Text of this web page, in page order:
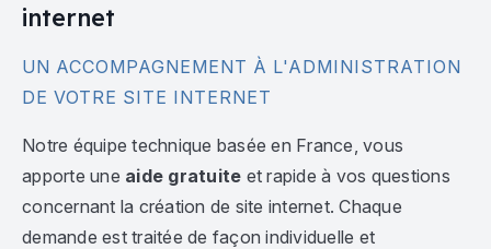
internet
UN ACCOMPAGNEMENT À L'ADMINISTRATION
DE VOTRE SITE INTERNET
Notre équipe technique basée en France, vous
apporte une aide gratuite et rapide à vos questions
concernant la création de site internet. Chaque
demande est traitée de façon individuelle et